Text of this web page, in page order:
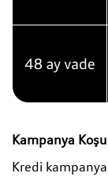
Kampanya
Kredi